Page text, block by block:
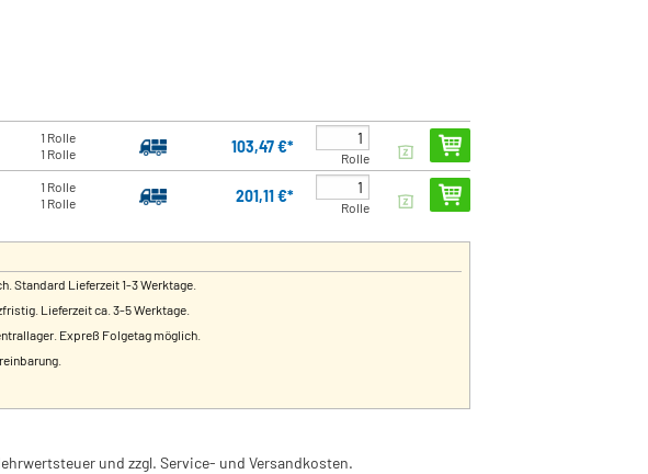
1 Rolle
1 Rolle 103,47 €*
Rolle
1 Rolle
1 Rolle 201,11 €*
Rolle
Standard Lieferzeit 1-3 Werktage.
Lieferzeit ca. 3-5 Werktage.
Expreß Folgetag möglich.
und zzgl. Service- und Versandkosten.